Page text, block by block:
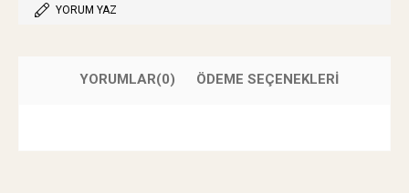
YORUM YAZ
YORUMLAR(0) ÖDEME SEÇENEKLERI